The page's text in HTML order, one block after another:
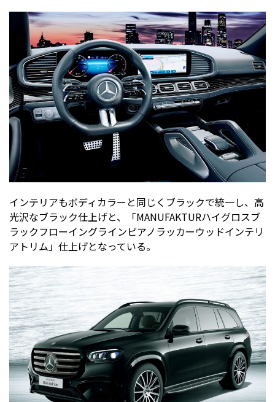
インテリアもボディカラーと同じくブラックで統一し、高
光沢なブラック仕上げと、「MANUFAKTURハイグロスブ
ラックフローイングラインピアノラッカーウッドインテリ
アトリム」仕上げとなっている。